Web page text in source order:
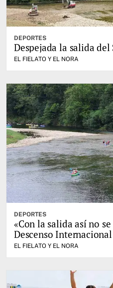
DEPORTES
Despejada la salida del
EL FIELATO Y EL NORA
DEPORTES
«Con la salida así no
Descenso
EL FIELATO Y EL NORA